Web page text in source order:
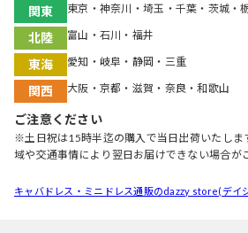
関東 東京・神奈川・埼玉・千葉・茨城・
北陸 富山・石川・福井
東海 愛知・岐阜・静岡・三重
関西 大阪・京都・滋賀・奈良・和歌山
ご注意ください
※土日祝は15時半迄の購入で当日出荷いたしま
域や交通事情により翌日お届けできない場合が
キャバドレス・ミニドレス通販のdazzy store(デイ